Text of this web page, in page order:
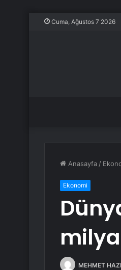
Cuma, Ağustos 7 2026
Anasayfa /
Ekonomi
MEHMET